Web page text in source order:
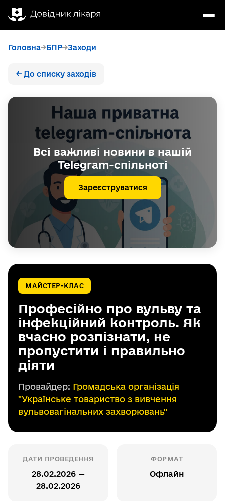
Головна БПР Заходи
← До списку заходів
Всі важливі новини в нашій
Telegram-спільноті
Зареєструватися
МАЙСТЕР-КЛАС
Професійно про вульву та
інфекційний контроль. Як
вчасно розпізнати, не
пропустити і правильно
діяти
Провайдер: Громадська організація
"Українське товариство з вивчення
вульвовагінальних захворювань"
ДАТИ ПРОВЕДЕННЯ
28.02.2026 —
28.02.2026
ФОРМАТ
Офлайн